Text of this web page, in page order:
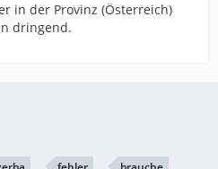
in der Provinz (Österreich)
dringend.